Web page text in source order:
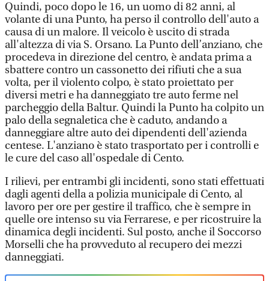
Quindi, poco dopo le 16, un uomo di 82 anni, al
volante di una Punto, ha perso il controllo dell'auto a
causa di un malore. Il veicolo è uscito di strada
all'altezza di via S. Orsano. La Punto dell’anziano, che
procedeva in direzione del centro, è andata prima a
sbattere contro un cassonetto dei rifiuti che a sua
volta, per il violento colpo, è stato proiettato per
diversi metri e ha danneggiato tre auto ferme nel
parcheggio della Baltur. Quindi la Punto ha colpito un
palo della segnaletica che è caduto, andando a
danneggiare altre auto dei dipendenti dell'azienda
centese. L'anziano è stato trasportato per i controlli e
le cure del caso all'ospedale di Cento.
I rilievi, per entrambi gli incidenti, sono stati effettuati
dagli agenti della a polizia municipale di Cento, al
lavoro per ore per gestire il traffico, che è sempre in
quelle ore intenso su via Ferrarese, e per ricostruire la
dinamica degli incidenti. Sul posto, anche il Soccorso
Morselli che ha provveduto al recupero dei mezzi
danneggiati.